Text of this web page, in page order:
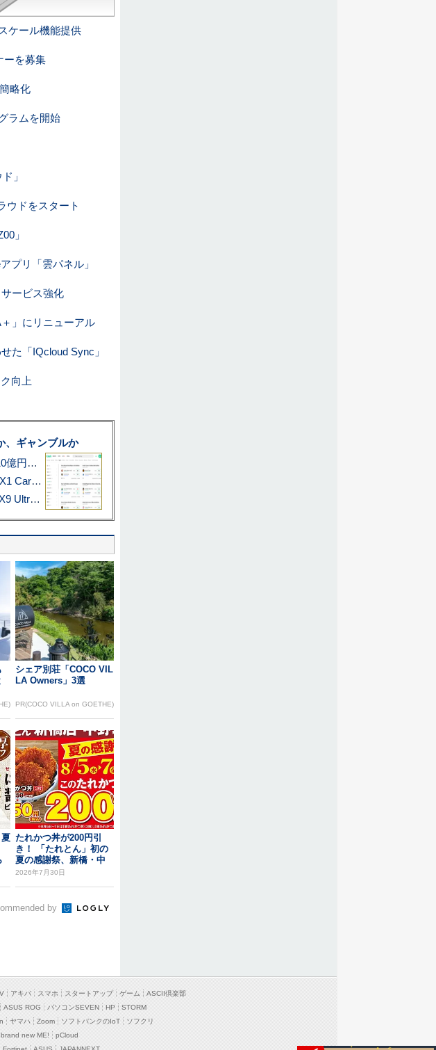
ケール機能提供
ーを募集
略化
ラムを開始
」
ウドをスタート
」
プリ「雲パネル」
ービス強化
」にリニューアル
た「IQcloud Sync」
向上
、ギャンブルか
アマゾン配送を支える物流大手、ステーブルコイン企業に10億円投資のワケ
あこがれの旗艦モバイルノートPC最新モデル=「ThinkPad X1 Carbon Gen 14 Aura Edition」実機レビュー
ハッセルブラッド搭載の頂上カメラ・スマホ「OPPO Find X9 Ultra」実写レビュー=プロが本気で徹底撮影しました!!
シェア別荘「COCO VIL
LA Owners」3選
PR(COCO VILLA on GOETHE)
たれかつ丼が200円引
き！ 「たれとん」初の
夏の感謝祭、新橋・中
野北口で開催
2026年7月30日
by
アキバ スマホ スタートアップ ゲーム
ASCII倶楽部
ASUS ROG パソコンSEVEN HP
STORM
ヤマハ Zoom ソフトバンクのIoT
ソフクリ
brand new ME!
pCloud